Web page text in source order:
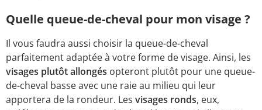
Quelle queue-de-cheval pour mon visage ?
Il vous faudra aussi choisir la queue-de-cheval
parfaitement adaptée à votre forme de visage. Ainsi, les
visages plutôt allongés opteront plutôt pour une queue-
de-cheval basse avec une raie au milieu qui leur
apportera de la rondeur. Les visages ronds, eux,